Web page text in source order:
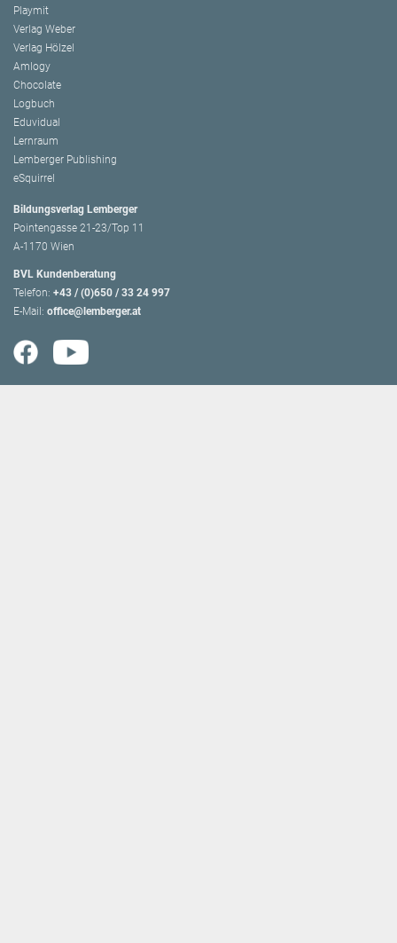
Playmit
Verlag Weber
Verlag Hölzel
Amlogy
Chocolate
Logbuch
Eduvidual
Lernraum
Lemberger Publishing
eSquirrel
Bildungsverlag Lemberger
Pointengasse 21-23/Top 11
A-1170 Wien
BVL Kundenberatung
Telefon: +43 / (0)650 / 33 24 997
E-Mail: office@lemberger.at